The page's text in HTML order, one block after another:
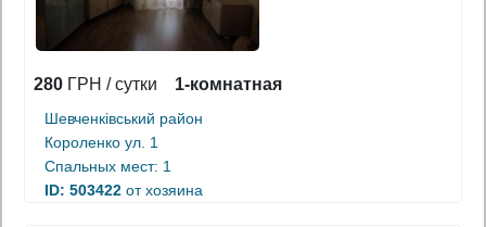
280 ГРН / сутки 1-комнатная
Шевченківський район
Короленко ул. 1
Спальных мест: 1
ID: 503422 от хозяина